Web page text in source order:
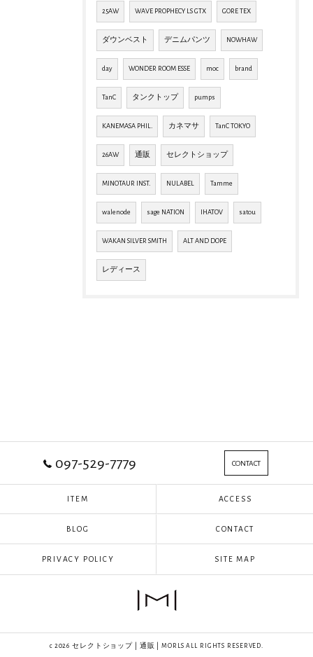
25AW WAVE PROPHECY LS GTX GORE TEX
ダウンベスト デニムパンツ NOWHAW
day WONDER ROOM ESSE moc brand
TanC タンクトップ pumps
KANEMASA PHIL. カネマサ TanC TOKYO
26AW 通販 セレクトショップ
MINOTAUR INST. NULABEL Tamme
walenode sage NATION IHATOV satou
WAKAN SILVER SMITH ALT AND DOPE
レディース
097-529-7779 CONTACT
ITEM ACCESS
BLOG CONTACT
PRIVACY POLICY SITE MAP
c 2026 セレクトショップ | 通販 | MORLS ALL RIGHTS RESERVED.